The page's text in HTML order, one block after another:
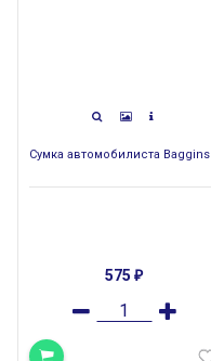
Сумка автомобилиста Baggins
575₽